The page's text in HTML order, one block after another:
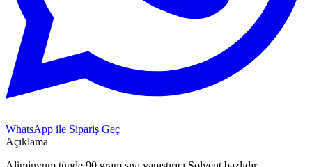
WhatsApp ile Sipariş Geç
Açıklama